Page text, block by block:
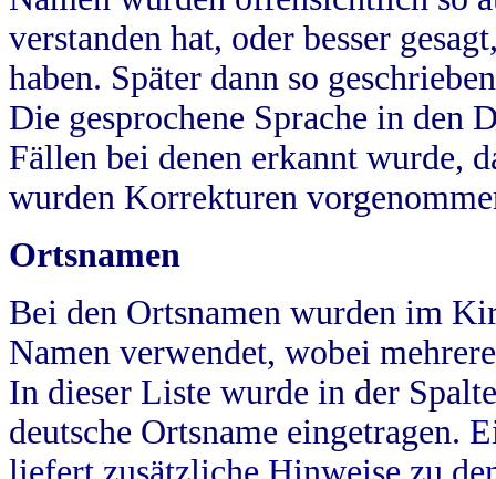
verstanden hat, oder besser
haben. Später dann so
Die gesprochene Sprache in
Fällen bei denen erkannt wurde,
wurden Korrekturen
Ortsnamen
Bei den Ortsnamen wurden im
Namen verwendet, wobei
In dieser Liste wurde in der
deutsche Ortsname eingetragen.